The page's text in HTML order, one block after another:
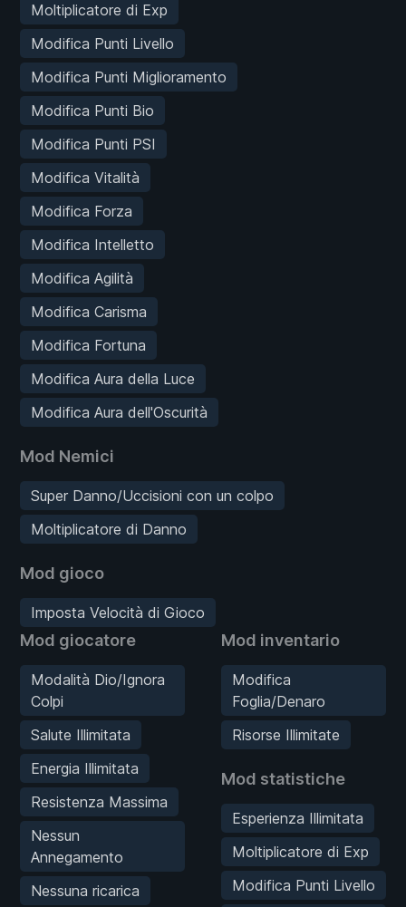
Moltiplicatore di Exp
Modifica Punti Livello
Modifica Punti Miglioramento
Modifica Punti Bio
Modifica Punti PSI
Modifica Vitalità
Modifica Forza
Modifica Intelletto
Modifica Agilità
Modifica Carisma
Modifica Fortuna
Modifica Aura della Luce
Modifica Aura dell'Oscurità
Mod Nemici
Super Danno/Uccisioni con un colpo
Moltiplicatore di Danno
Mod gioco
Imposta Velocità di Gioco
Mod giocatore
Modalità Dio/Ignora
Colpi
Salute Illimitata
Energia Illimitata
Resistenza Massima
Nessun
Annegamento
Nessuna ricarica
Mod inventario
Modifica
Foglia/Denaro
Risorse Illimitate
Mod statistiche
Esperienza Illimitata
Moltiplicatore di Exp
Modifica Punti Livello